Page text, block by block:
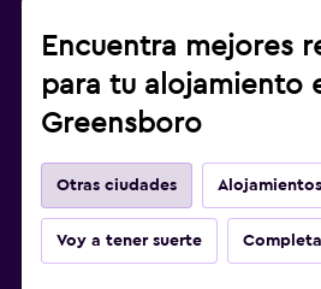
Encuentra mejores
para tu alojamiento
Greensboro
Otras ciudades
Voy a tener suerte